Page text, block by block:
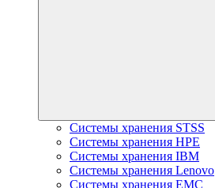
Системы хранения STSS
Системы хранения HPE
Системы хранения IBM
Системы хранения Lenovo
Системы хранения EMC